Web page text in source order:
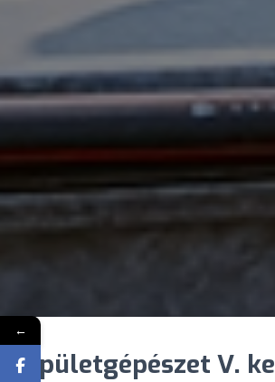
Épületgépészet V.
←